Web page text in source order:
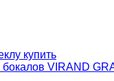
VIRAND